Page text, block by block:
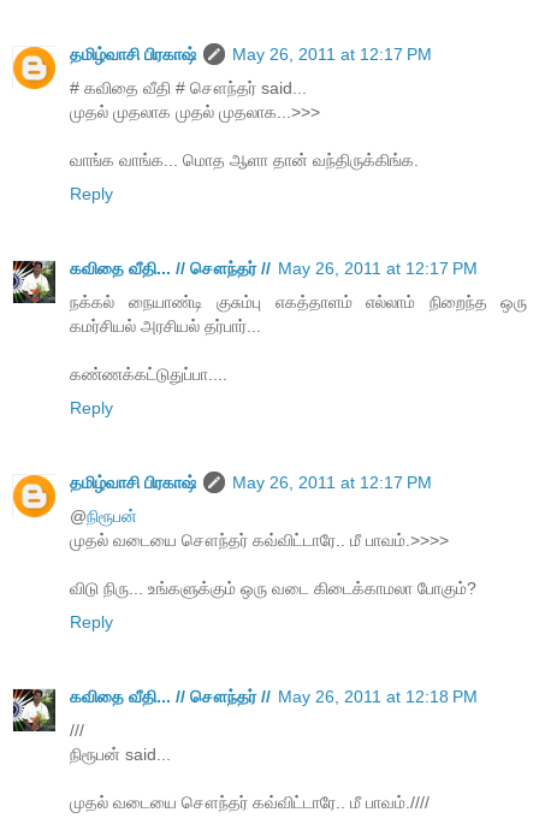
தமிழ்வாசி பிரகாஷ்
May 26, 2011 at 12:17 PM
# கவிதை வீதி # சௌந்தர் said...
முதல் முதலாக முதல் முதலாக...>>>
வாங்க வாங்க... மொத ஆளா தான் வந்திருக்கிங்க.
Reply
கவிதை வீதி... // சௌந்தர் // May 26, 2011 at 12:17 PM
நக்கல் நையாண்டி குசும்பு எகத்தாளம் எல்லாம் நிறைந்த ஒரு
கமர்சியல் அரசியல் தர்பார்...
கண்ணக்கட்டுதுப்பா....
Reply
தமிழ்வாசி பிரகாஷ்
May 26, 2011 at 12:17 PM
@நிரூபன்
முதல் வடையை சௌந்தர் கவ்விட்டாரே.. மீ பாவம்.>>>>
விடு நிரு... உங்களுக்கும் ஒரு வடை கிடைக்காமலா போகும்?
Reply
கவிதை வீதி... // சௌந்தர் // May 26, 2011 at 12:18 PM
///
நிரூபன் said...
முதல் வடையை சௌந்தர் கவ்விட்டாரே.. மீ பாவம்.////